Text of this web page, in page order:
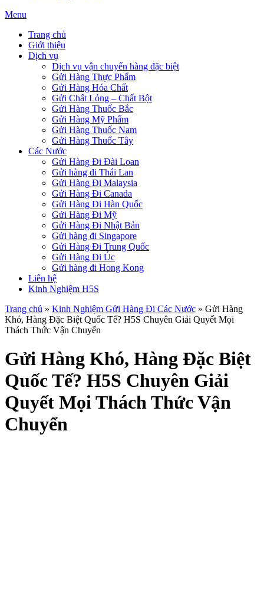
Menu
Trang chủ
Giới thiệu
Dịch vụ
Dịch vụ vận chuyển hàng đặc biệt
Gửi Hàng Thực Phẩm
Gửi Hàng Hóa Chất
Gửi Chất Lỏng – Chất Bột
Gửi Hàng Thuốc Bắc
Gửi Hàng Mỹ Phẩm
Gửi Hàng Thuốc Nam
Gửi Hàng Thuốc Tây
Các Nước
Gửi Hàng Đi Đài Loan
Gửi hàng đi Thái Lan
Gửi Hàng Đi Malaysia
Gửi Hàng Đi Canada
Gửi Hàng Đi Hàn Quốc
Gửi Hàng Đi Mỹ
Gửi Hàng Đi Nhật Bản
Gửi hàng đi Singapore
Gửi Hàng Đi Trung Quốc
Gửi Hàng Đi Úc
Gửi hàng đi Hong Kong
Liên hệ
Kinh Nghiệm H5S
Trang chủ » Kinh Nghiệm Gửi Hàng Đi Các Nước » Gửi Hàng
Khó, Hàng Đặc Biệt Quốc Tế? H5S Chuyên Giải Quyết Mọi
Thách Thức Vận Chuyển
Gửi Hàng Khó, Hàng Đặc Biệt
Quốc Tế? H5S Chuyên Giải
Quyết Mọi Thách Thức Vận
Chuyển